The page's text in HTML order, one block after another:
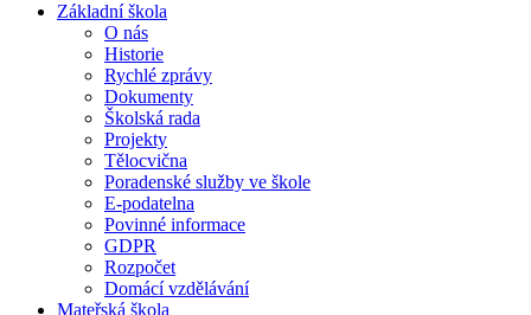
Základní škola
O nás
Historie
Rychlé zprávy
Dokumenty
Školská rada
Projekty
Tělocvična
Poradenské služby ve škole
E-podatelna
Povinné informace
GDPR
Rozpočet
Domácí vzdělávání
Mateřská škola